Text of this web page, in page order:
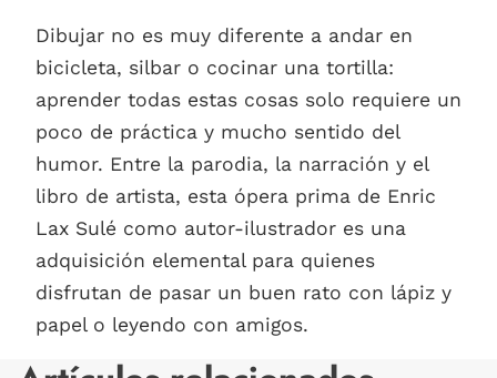
Dibujar no es muy diferente a andar en
bicicleta, silbar o cocinar una tortilla:
aprender todas estas cosas solo requiere un
poco de práctica y mucho sentido del
humor. Entre la parodia, la narración y el
libro de artista, esta ópera prima de Enric
Lax Sulé como autor-ilustrador es una
adquisición elemental para quienes
disfrutan de pasar un buen rato con lápiz y
papel o leyendo con amigos.